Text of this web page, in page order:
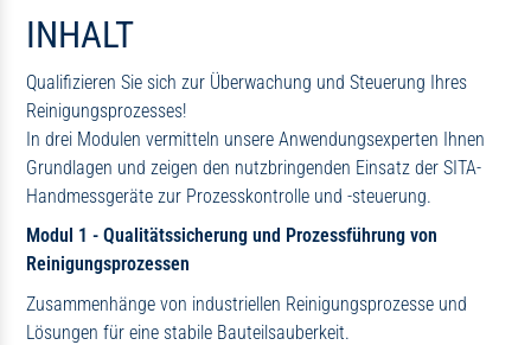
INHALT
Qualifizieren Sie sich zur Überwachung und Steuerung Ihres
Reinigungsprozesses!
In drei Modulen vermitteln unsere Anwendungsexperten Ihnen
Grundlagen und zeigen den nutzbringenden Einsatz der SITA-
Handmessgeräte zur Prozesskontrolle und -steuerung.
Modul 1 - Qualitätssicherung und Prozessführung von
Reinigungsprozessen
Zusammenhänge von industriellen Reinigungsprozesse und
Lösungen für eine stabile Bauteilsauberkeit.